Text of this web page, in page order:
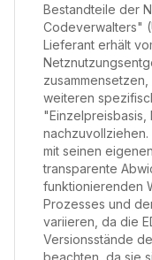
Bestandteile der
Codeverwalters"
Lieferant erhält
weiteren
mit seinen
transparente
funktionierenden
Prozesses und
variieren, da die
Versionsstände
beachten, da sie